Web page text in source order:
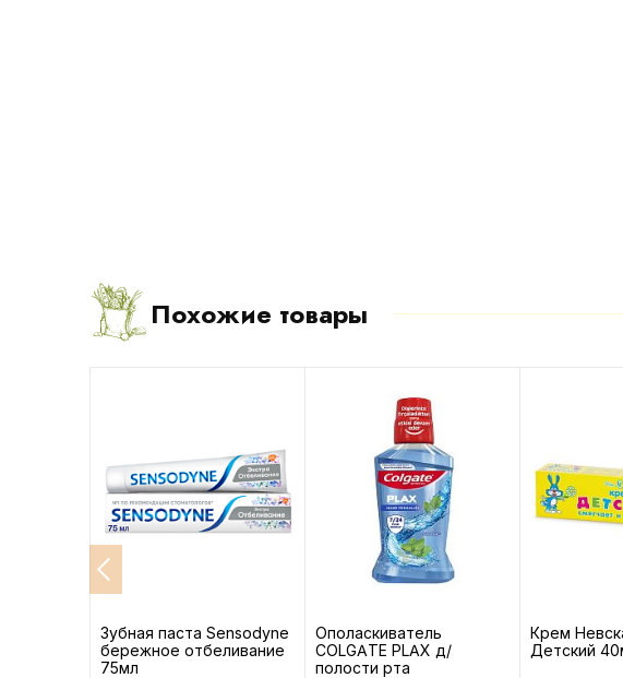
Похожие товары
Зубная паста Sensodyne
бережное отбеливание
75мл
Ополаскиватель
COLGATE PLAX д/
полости рта
Крем
Детский